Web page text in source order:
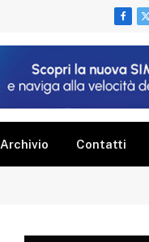
Archivio Contatti